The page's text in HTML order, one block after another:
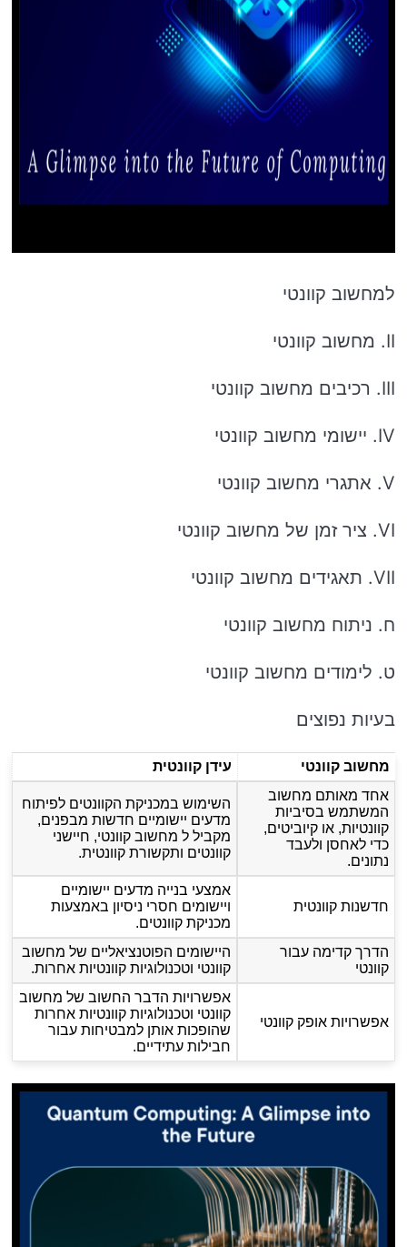
למחשוב קוונטי
II. מחשוב קוונטי
III. רכיבים מחשוב קוונטי
IV. יישומי מחשוב קוונטי
V. אתגרי מחשוב קוונטי
VI. ציר זמן של מחשוב קוונטי
VII. תאגידים מחשוב קוונטי
ח. ניתוח מחשוב קוונטי
ט. לימודים מחשוב קוונטי
בעיות נפוצים
מחשוב קוונטי
עידן קוונטית
אחד מאותם מחשוב
המשתמש בסיביות
קוונטיות, או קיוביטים,
כדי לאחסן ולעבד
נתונים.
השימוש במכניקת הקוונטים לפיתוח
מדעים יישומיים חדשות מבפנים,
מקביל ל מחשוב קוונטי, חיישני
קוונטים ותקשורת קוונטית.
חדשנות קוונטית
אמצעי בנייה מדעים יישומיים
ויישומים חסרי ניסיון באמצעות
מכניקת קוונטים.
הדרך קדימה עבור
קוונטי
היישומים הפוטנציאליים של מחשוב
קוונטי וטכנולוגיות קוונטיות אחרות.
אפשרויות אופק קוונטי
אפשרויות הדבר החשוב של מחשוב
קוונטי וטכנולוגיות קוונטיות אחרות
שהופכות אותן למבטיחות עבור
חבילות עתידיים.